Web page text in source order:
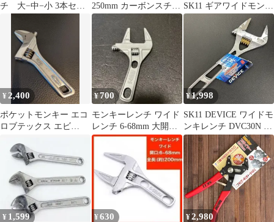
チ 大−中−小 3本セッ
250mm カーボンスチー
ル製 最大開口幅約
SK11 ギアワイドモンキ
レンチ SPD-30GM【メ
ーカー直送品】
¥2,400
ポケットモンキー エコ
ロブテックス エビ
¥ 700
モンキーレンチ ワイド
レンチ 6-68mm 大開口
モンキースパナ
¥1,998
SK11 DEVICE ワイドモ
ンキレンチ DVC30N 最
大30mm モンキレンチ
スパナ 工具 DIY
¥ 1,599 ¥630 ¥2,980